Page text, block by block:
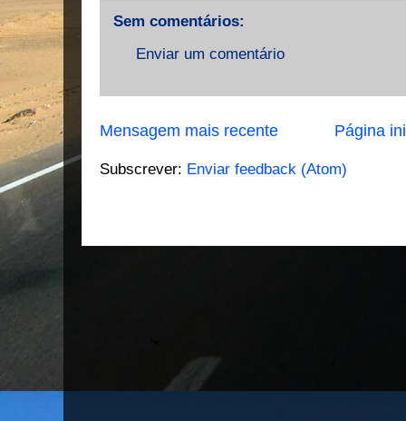
Sem comentários:
Enviar um comentário
Mensagem mais recente Página
Subscrever: Enviar feedback (Atom)